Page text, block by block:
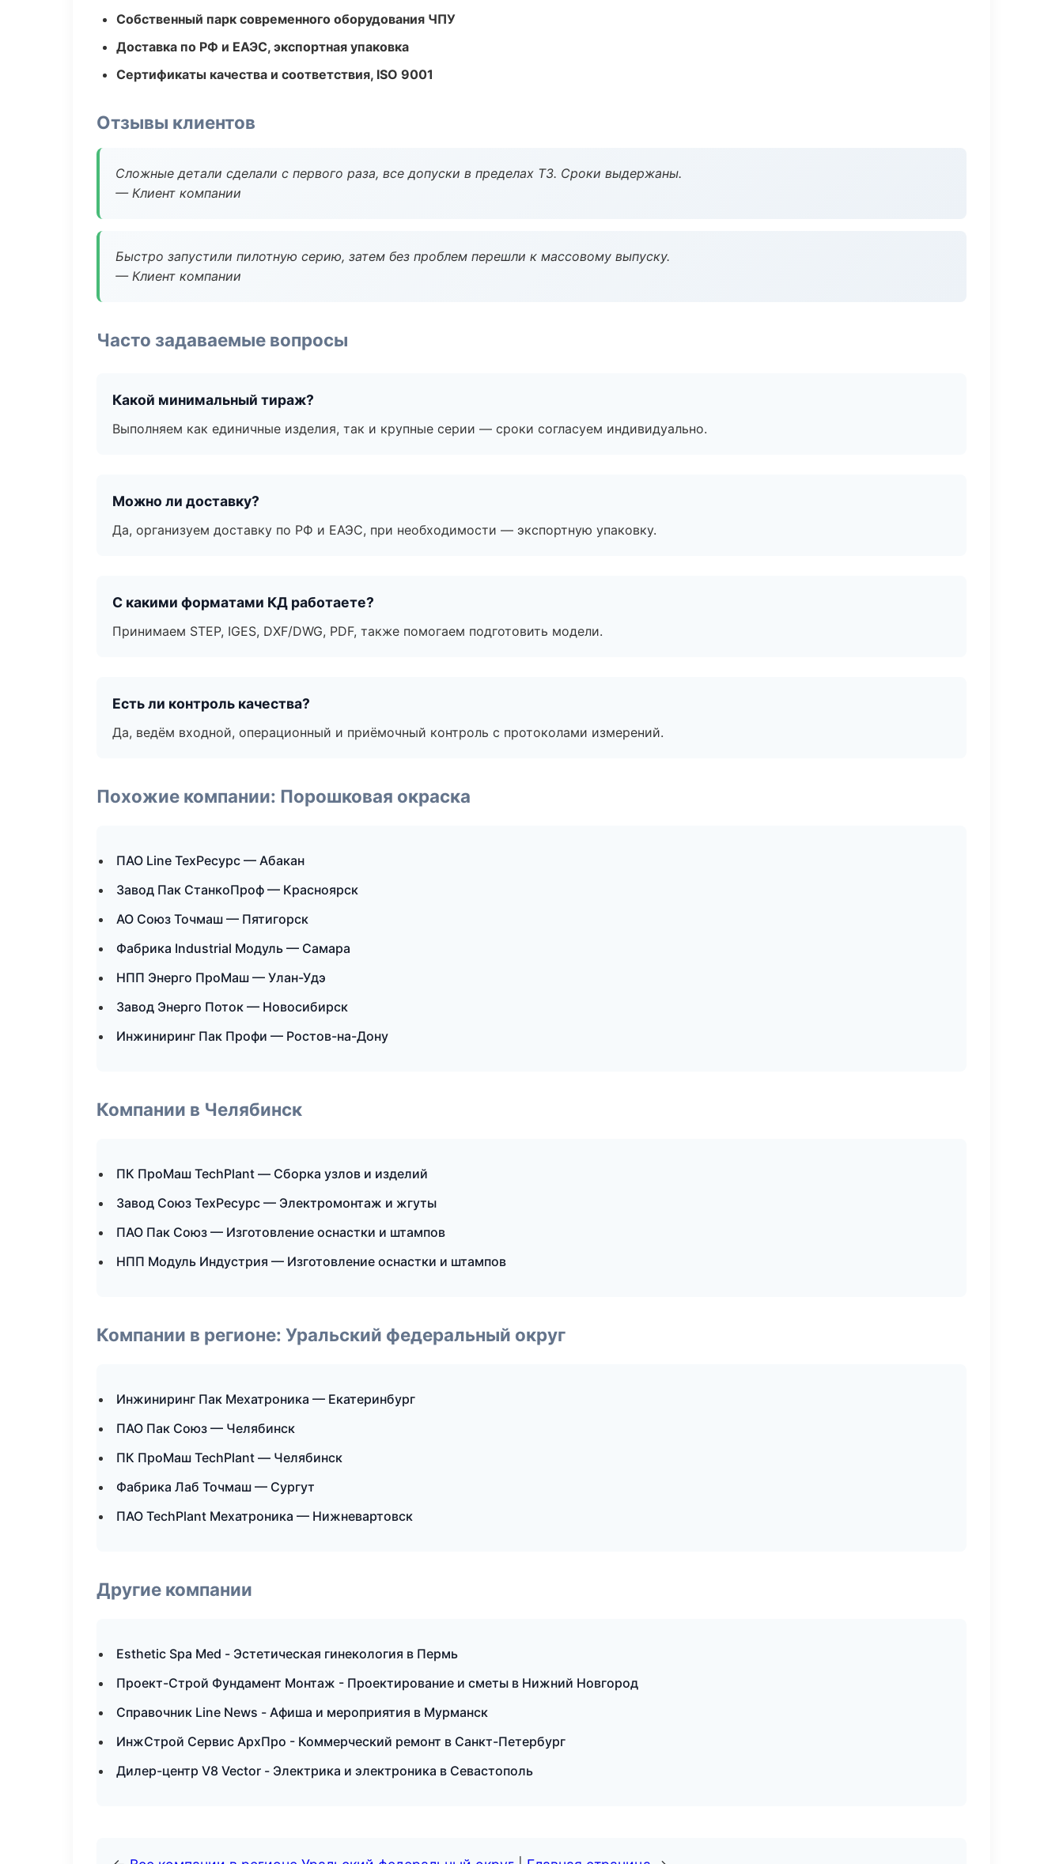
Собственный парк современного оборудования ЧПУ
Доставка по РФ и ЕАЭС, экспортная упаковка
Сертификаты качества и соответствия, ISO 9001
Отзывы клиентов
Сложные детали сделали с первого раза, все допуски в пределах ТЗ. Сроки выдержаны.
— Клиент компании
Быстро запустили пилотную серию, затем без проблем перешли к массовому выпуску.
— Клиент компании
Часто задаваемые вопросы
Какой минимальный тираж?
Выполняем как единичные изделия, так и крупные серии — сроки согласуем индивидуально.
Можно ли доставку?
Да, организуем доставку по РФ и ЕАЭС, при необходимости — экспортную упаковку.
С какими форматами КД работаете?
Принимаем STEP, IGES, DXF/DWG, PDF, также помогаем подготовить модели.
Есть ли контроль качества?
Да, ведём входной, операционный и приёмочный контроль с протоколами измерений.
Похожие компании: Порошковая окраска
ПАО Line ТехРесурс — Абакан
Завод Пак СтанкоПроф — Красноярск
АО Союз Точмаш — Пятигорск
Фабрика Industrial Модуль — Самара
НПП Энерго ПроМаш — Улан-Удэ
Завод Энерго Поток — Новосибирск
Инжиниринг Пак Профи — Ростов-на-Дону
Компании в Челябинск
ПК ПроМаш TechPlant — Сборка узлов и изделий
Завод Союз ТехРесурс — Электромонтаж и жгуты
ПАО Пак Союз — Изготовление оснастки и штампов
НПП Модуль Индустрия — Изготовление оснастки и штампов
Компании в регионе: Уральский федеральный округ
Инжиниринг Пак Мехатроника — Екатеринбург
ПАО Пак Союз — Челябинск
ПК ПроМаш TechPlant — Челябинск
Фабрика Лаб Точмаш — Сургут
ПАО TechPlant Мехатроника — Нижневартовск
Другие компании
Esthetic Spa Med - Эстетическая гинекология в Пермь
Проект-Строй Фундамент Монтаж - Проектирование и сметы в Нижний Новгород
Справочник Line News - Афиша и мероприятия в Мурманск
ИнжСтрой Сервис АрхПро - Коммерческий ремонт в Санкт-Петербург
Дилер-центр V8 Vector - Электрика и электроника в Севастополь